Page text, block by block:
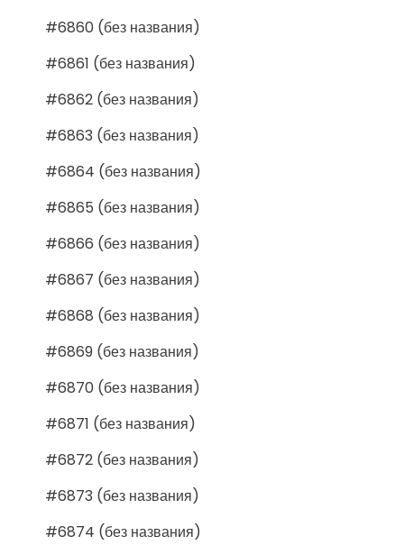
#6860 (без названия)
#6861 (без названия)
#6862 (без названия)
#6863 (без названия)
#6864 (без названия)
#6865 (без названия)
#6866 (без названия)
#6867 (без названия)
#6868 (без названия)
#6869 (без названия)
#6870 (без названия)
#6871 (без названия)
#6872 (без названия)
#6873 (без названия)
#6874 (без названия)